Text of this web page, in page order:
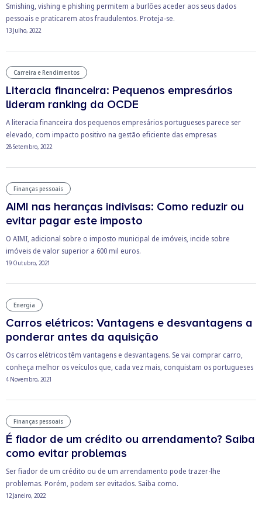
Smishing, vishing e phishing permitem a burlões aceder aos seus dados
pessoais e praticarem atos fraudulentos. Proteja-se.
13 Julho, 2022
Carreira e Rendimentos
Literacia financeira: Pequenos empresários
lideram ranking da OCDE
A literacia financeira dos pequenos empresários portugueses parece ser
elevado, com impacto positivo na gestão eficiente das empresas
28 Setembro, 2022
Finanças pessoais
AIMI nas heranças indivisas: Como reduzir ou
evitar pagar este imposto
O AIMI, adicional sobre o imposto municipal de imóveis, incide sobre
imóveis de valor superior a 600 mil euros.
19 Outubro, 2021
Energia
Carros elétricos: Vantagens e desvantagens a
ponderar antes da aquisição
Os carros elétricos têm vantagens e desvantagens. Se vai comprar carro,
conheça melhor os veículos que, cada vez mais, conquistam os portugueses
4 Novembro, 2021
Finanças pessoais
É fiador de um crédito ou arrendamento? Saiba
como evitar problemas
Ser fiador de um crédito ou de um arrendamento pode trazer-lhe
problemas. Porém, podem ser evitados. Saiba como.
12 Janeiro, 2022